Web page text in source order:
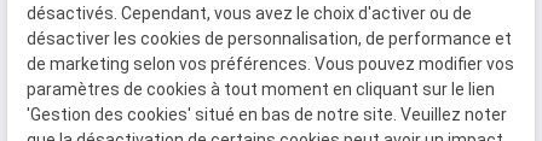
Parcs et jardins
Mentions
légales
Politique de
confidentialité
Gestion
des
Plan du
site
désactivés. Cependant, vous avez le choix d'activer ou de
désactiver les cookies de personnalisation, de performance et
de marketing selon vos préférences. Vous pouvez modifier vos
paramètres de cookies à tout moment en cliquant sur le lien
'Gestion des cookies' situé en bas de notre site. Veuillez noter